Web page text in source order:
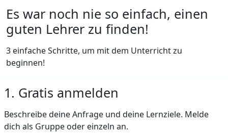
Es war noch nie so einfach, einen
guten Lehrer zu finden!
3 einfache Schritte, um mit dem Unterricht zu
beginnen!
1. Gratis anmelden
Beschreibe deine Anfrage und deine Lernziele. Melde
dich als Gruppe oder einzeln an.